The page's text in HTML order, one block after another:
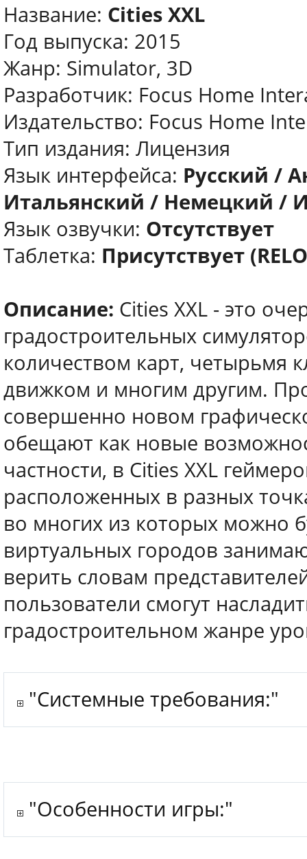
Название: Cities XXL
Год выпуска: 2015
Жанр: Simulator, 3D
Разработчик: Focus Home
Издательство: Focus Home
Тип издания: Лицензия
Язык интерфейса: Русский /
Итальянский / Немецкий /
Язык озвучки: Отсутствует
Таблетка: Присутствует
Описание: Cities XXL - это
градостроительных
количеством карт, четырьмя
движком и многим другим.
совершенно новом
обещают как новые
частности, в Cities XXL
расположенных в разных
во многих из которых можно
виртуальных городов
верить словам
пользователи смогут
градостроительном жанре
"Системные требования:"
"Особенности игры:"